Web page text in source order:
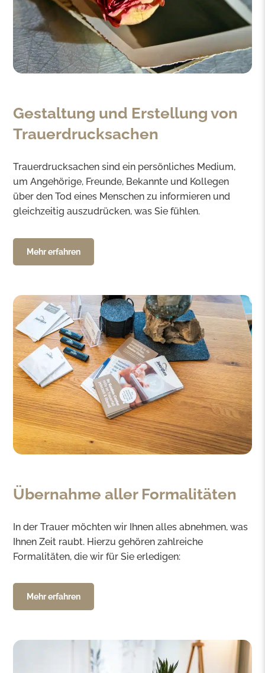
Gestaltung und Erstellung von
Trauerdrucksachen
Trauerdrucksachen sind ein persönliches Medium,
um Angehörige, Freunde, Bekannte und Kollegen
über den Tod eines Menschen zu informieren und
gleichzeitig auszudrücken, was Sie fühlen.
Mehr erfahren
Übernahme aller Formalitäten
In der Trauer möchten wir Ihnen alles abnehmen, was
Ihnen Zeit raubt. Hierzu gehören zahlreiche
Formalitäten, die wir für Sie erledigen:
Mehr erfahren